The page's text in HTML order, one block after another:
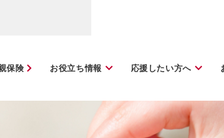
保険 お役立ち情報 応援したい方へ